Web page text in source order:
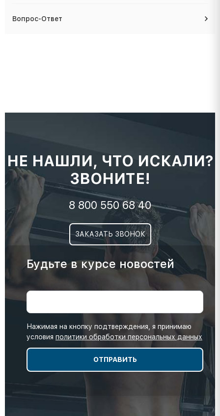
Вопрос-Ответ
НЕ НАШЛИ, ЧТО ИСКАЛИ?
ЗВОНИТЕ!
8 800 550 68 40
ЗАКАЗАТЬ ЗВОНОК
Будьте в курсе новостей
Нажимая на кнопку подтверждения, я принимаю
условия политики обработки персональных данных